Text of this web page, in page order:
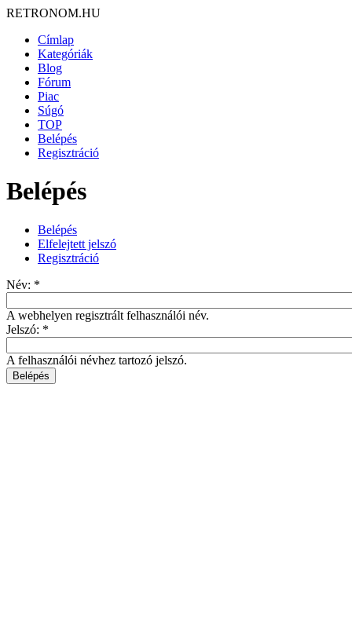
RETRONOM.HU
Címlap
Kategóriák
Blog
Fórum
Piac
Súgó
TOP
Belépés
Regisztráció
Belépés
Belépés
Elfelejtett jelszó
Regisztráció
Név: *
A webhelyen regisztrált felhasználói név.
Jelszó: *
A felhasználói névhez tartozó jelszó.